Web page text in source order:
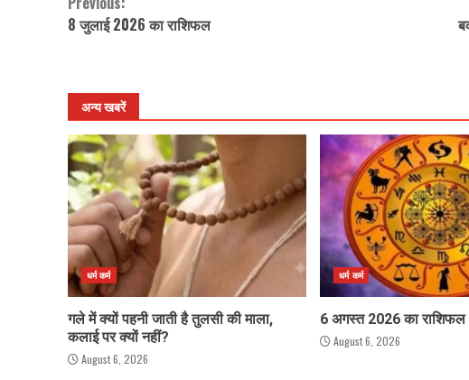
Continue
Reading
8 जुलाई 2026 का राशिफल
अन्य खबरें
धर्म कर्म
गले में क्यों पहनी जाती है तुलसी की माला,
कलाई पर क्यों नहीं?
August 6, 2026
धर्म कर्म
6 अगस्त 2026 का राशिफल
August 6, 2026